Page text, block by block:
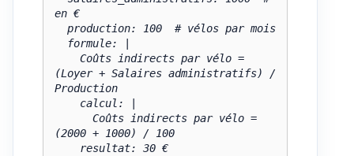
en €
(Loyer + Salaires administratifs) /
Production
(2000 + 1000) / 100
    resultat: 30 €